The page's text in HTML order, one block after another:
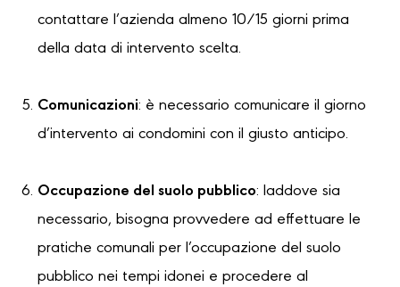
contattare l’azienda almeno 10/15 giorni prima
della data di intervento scelta.
Comunicazioni: è necessario comunicare il giorno
d’intervento ai condomini con il giusto anticipo.
Occupazione del suolo pubblico: laddove sia
necessario, bisogna provvedere ad effettuare le
pratiche comunali per l’occupazione del suolo
pubblico nei tempi idonei e procedere al